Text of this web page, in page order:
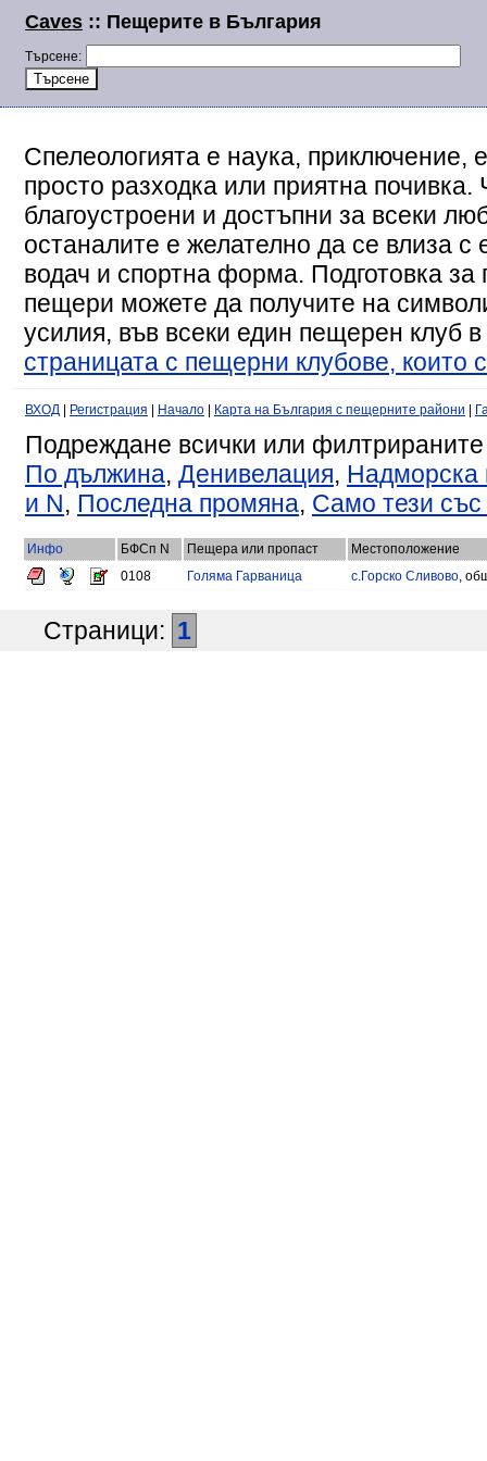
Caves :: Пещерите в България
Търсене:
Спелеологията е наука, приключение,
просто разходка или приятна
благоустроени и достъпни за всеки
останалите е желателно да се влиза
водач и спортна форма. Подготовка за
пещери можете да получите на
усилия, във всеки един пещерен клуб
страницата с пещерни клубове, които
ВХОД Регистрация Начало Карта на България с пещерните райони
Подреждане всички или
По дължина, Денивелация, Надморска
и N, Последна промяна, Само тези
Инфо БФСп N Пещера или пропаст
Местоположение
0108
Голяма Гарваница с.Горско Сливово,
Страници: 1